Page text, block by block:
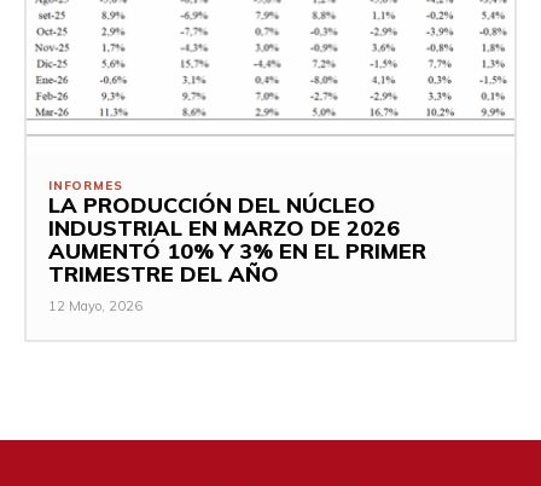
INFORMES
LA PRODUCCIÓN DEL NÚCLEO
INDUSTRIAL EN MARZO DE 2026
AUMENTÓ 10% Y 3% EN EL PRIMER
TRIMESTRE DEL AÑO
12 Mayo, 2026